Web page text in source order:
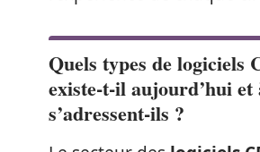
Quels types de logiciels
existe-t-il aujourd’hui et
s’adressent-ils ?